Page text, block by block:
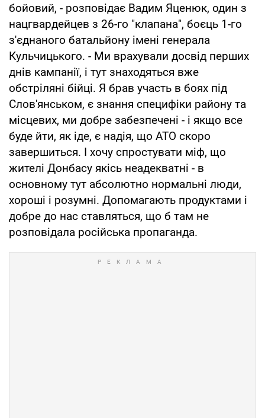
бойовий, - розповідає Вадим Яценюк, один з
нацгвардейцев з 26-го "клапана", боєць 1-го
з'єднаного батальйону імені генерала
Кульчицького. - Ми врахували досвід перших
днів кампанії, і тут знаходяться вже
обстріляні бійці. Я брав участь в боях під
Слов'янськом, є знання специфіки району та
місцевих, ми добре забезпечені - і якщо все
буде йти, як іде, є надія, що АТО скоро
завершиться. І хочу спростувати міф, що
жителі Донбасу якісь неадекватні - в
основному тут абсолютно нормальні люди,
хороші і розумні. Допомагають продуктами і
добре до нас ставляться, що б там не
розповідала російська пропаганда.